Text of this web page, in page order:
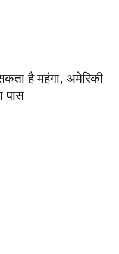
है महंगा, अमेरिकी
पास